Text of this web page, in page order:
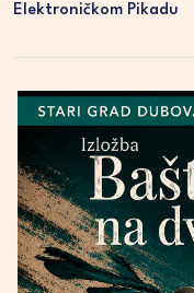
Elektroničkom Pikadu